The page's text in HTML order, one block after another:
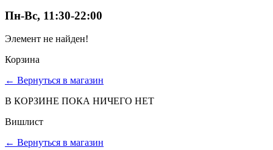
Пн-Вс, 11:30-22:00
Элемент не найден!
Корзина
← Вернуться в магазин
В КОРЗИНЕ ПОКА НИЧЕГО НЕТ
Вишлист
← Вернуться в магазин